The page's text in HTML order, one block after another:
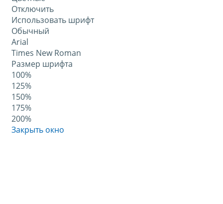
Отключить
Использовать шрифт
Обычный
Arial
Times New Roman
Размер шрифта
100%
125%
150%
175%
200%
Закрыть окно